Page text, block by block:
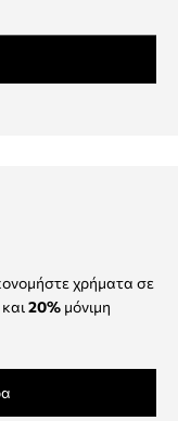
χρήματα σε
20% μόνιμη